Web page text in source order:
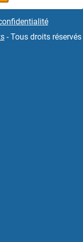
- Tous droits réservés